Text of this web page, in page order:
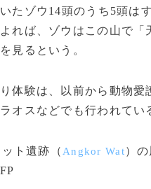
たゾウ14頭のうち5頭は
れば、ゾウはこの山で
見るという。
験は、以前から動物愛
オスなどでも行われてい
ト遺跡（ Angkor Wat）